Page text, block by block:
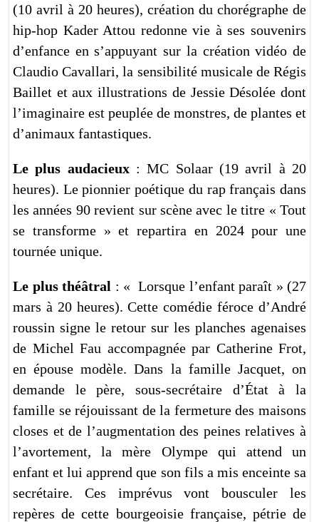
(10 avril à 20 heures), création du chorégraphe de
hip-hop Kader Attou redonne vie à ses souvenirs
d’enfance en s’appuyant sur la création vidéo de
Claudio Cavallari, la sensibilité musicale de Régis
Baillet et aux illustrations de Jessie Désolée dont
l’imaginaire est peuplée de monstres, de plantes et
d’animaux fantastiques.
Le plus audacieux: MC Solaar (19 avril à 20
heures). Le pionnier poétique du rap français dans
les années 90 revient sur scène avec le titre « Tout
se transforme » et repartira en 2024 pour une
tournée unique.
Le plus théâtral : « Lorsque l’enfant paraît » (27
mars à 20 heures). Cette comédie féroce d’André
roussin signe le retour sur les planches agenaises
de Michel Fau accompagnée par Catherine Frot,
en épouse modèle. Dans la famille Jacquet, on
demande le père, sous-secrétaire d’État à la
famille se réjouissant de la fermeture des maisons
closes et de l’augmentation des peines relatives à
l’avortement, la mère Olympe qui attend un
enfant et lui apprend que son fils a mis enceinte sa
secrétaire. Ces imprévus vont bousculer les
repères de cette bourgeoisie française, pétrie de